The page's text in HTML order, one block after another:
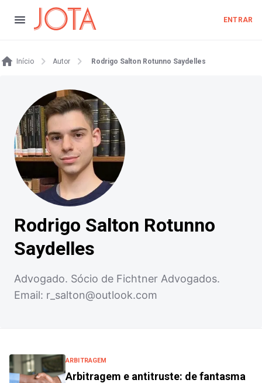
ENTRAR
Início Autor Rodrigo Salton Rotunno Saydelles
Rodrigo Salton Rotunno
Saydelles
Advogado. Sócio de Fichtner Advogados.
Email: r_salton@outlook.com
ARBITRAGEM
Arbitragem e antitruste: de fantasma